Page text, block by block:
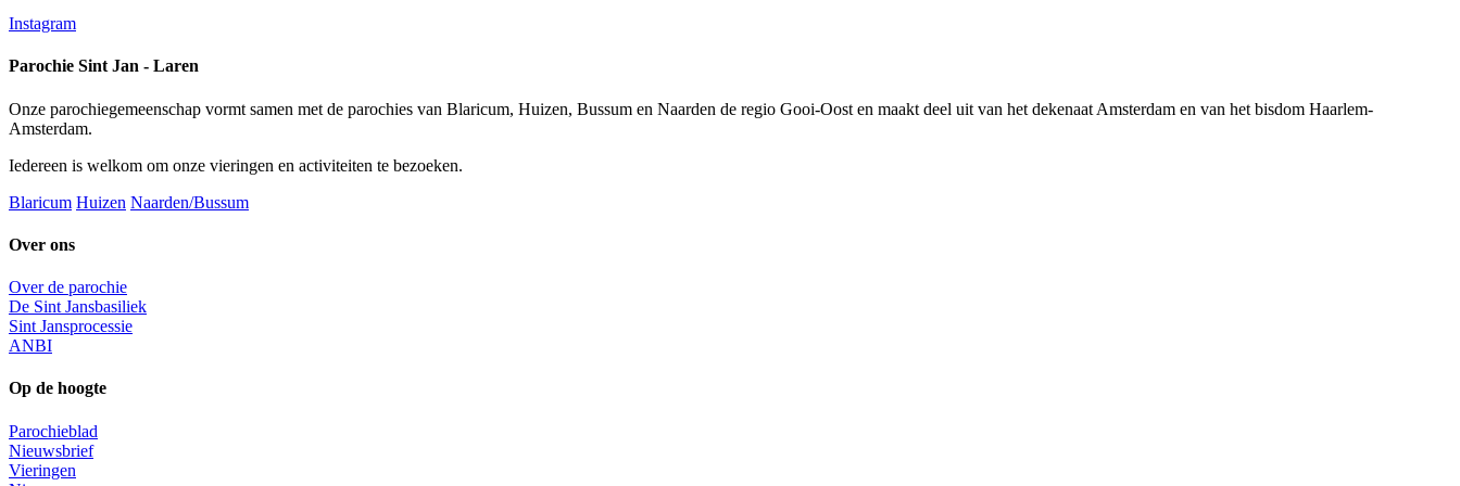
Instagram
Parochie Sint Jan - Laren
Onze parochiegemeenschap vormt samen met de parochies van Blaricum, Huizen, Bussum en Naarden de regio Gooi-Oost en maakt deel uit van het dekenaat Amsterdam en van het bisdom Haarlem-
Amsterdam.
Iedereen is welkom om onze vieringen en activiteiten te bezoeken.
Blaricum Huizen Naarden/Bussum
Over ons
Over de parochie
De Sint Jansbasiliek
Sint Jansprocessie
ANBI
Op de hoogte
Parochieblad
Nieuwsbrief
Vieringen